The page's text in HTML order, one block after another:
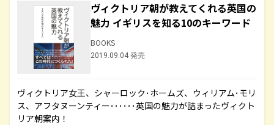
ヴィクトリア朝が教えてくれる英国の
魅力 イギリスを知る10のキーワード
BOOKS
2019.09.04 発売
ヴィクトリア女王、シャーロック･ホームズ、ウィリアム･モリ
ス、アフタヌーンティー･･････英国の魅力が詰まったヴィクト
リア朝案内！